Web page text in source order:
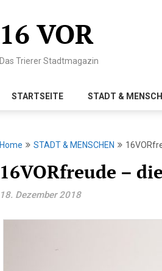
16 VOR
Das Trierer Stadtmagazin
STARTSEITE STADT &
Home STADT & MENSCHEN
16VORfreude –
18. Dezember 2018